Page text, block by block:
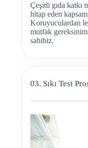
Çeşitli gıda katkı
hitap eden
Koruyuculardan
mutfak
sahibiz.
03. Sıkı Test